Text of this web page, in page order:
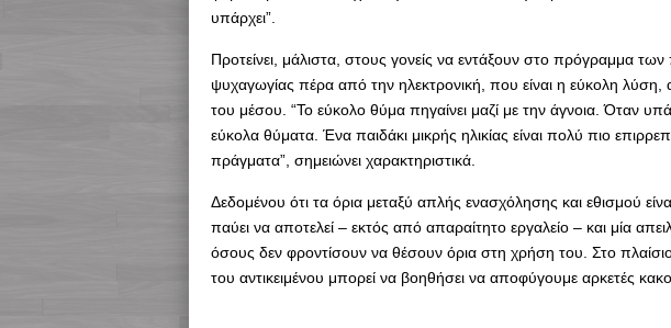
υπάρχει”.
Προτείνει, μάλιστα, στους γονείς να εντάξουν στο πρόγραμμα των
ψυχαγωγίας πέρα από την ηλεκτρονική, που είναι η εύκολη λύση,
του μέσου. “Το εύκολο θύμα πηγαίνει μαζί με την άγνοια. Όταν
εύκολα θύματα. Ένα παιδάκι μικρής ηλικίας είναι πολύ πιο
πράγματα”, σημειώνει χαρακτηριστικά.
Δεδομένου ότι τα όρια μεταξύ απλής ενασχόλησης και εθισμού
παύει να αποτελεί – εκτός από απαραίτητο εργαλείο – και μία
όσους δεν φροντίσουν να θέσουν όρια στη χρήση του. Στο
του αντικειμένου μπορεί να βοηθήσει να αποφύγουμε αρκετές